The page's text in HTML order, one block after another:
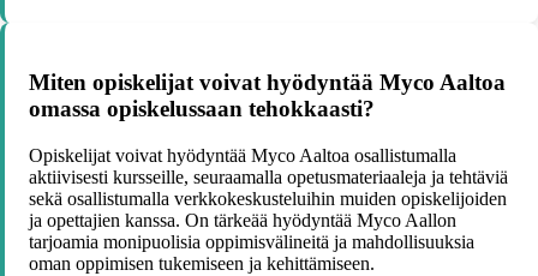
Miten opiskelijat voivat hyödyntää Myco Aaltoa
omassa opiskelussaan tehokkaasti?
Opiskelijat voivat hyödyntää Myco Aaltoa osallistumalla
aktiivisesti kursseille, seuraamalla opetusmateriaaleja ja tehtäviä
sekä osallistumalla verkkokeskusteluihin muiden opiskelijoiden
ja opettajien kanssa. On tärkeää hyödyntää Myco Aallon
tarjoamia monipuolisia oppimisvälineitä ja mahdollisuuksia
oman oppimisen tukemiseen ja kehittämiseen.